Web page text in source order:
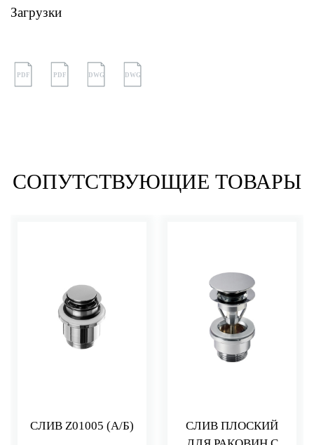
Загрузки
PDF PDF DWG DWG
СОПУТСТВУЮЩИЕ ТОВАРЫ
СЛИВ Z01005 (А/Б)
СЛИВ ПЛОСКИЙ